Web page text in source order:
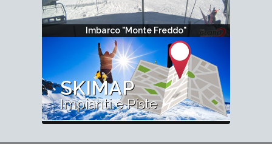
Imbarco "Monte Freddo"
SKIMAP
Impianti e Piste